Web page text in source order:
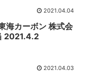
2021.04.04
海カーボン 株式会
2021.4.2
2021.04.03